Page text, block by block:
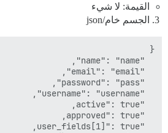
القيمة: لا شيء
الجسم خام/json